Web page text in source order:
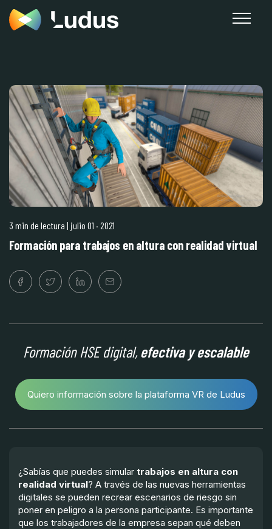
3 min de lectura | julio 01 · 2021
Formación para trabajos en altura con realidad virtual
Formación HSE digital,efectiva y escalable
Quiero información sobre la plataforma VR de Ludus
¿Sabías que puedes simular trabajos en altura con
realidad virtual? A través de las nuevas herramientas
digitales se pueden recrear escenarios de riesgo sin
poner en peligro a la persona participante. Es importante
que los trabajadores de la empresa sepan qué deben